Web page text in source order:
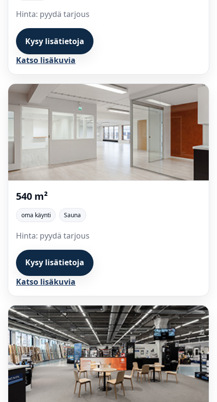
Hinta: pyydä tarjous
Kysy lisätietoja
Katso lisäkuvia
540 m²
oma käynti Sauna
Hinta: pyydä tarjous
Kysy lisätietoja
Katso lisäkuvia